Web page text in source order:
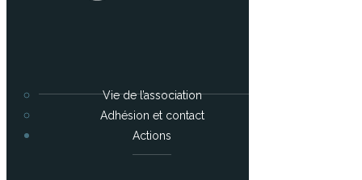
Vie de l’association
Adhésion et contact
Actions